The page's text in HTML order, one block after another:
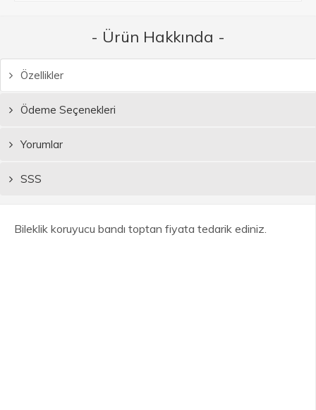
- Ürün Hakkında -
Özellikler
Ödeme Seçenekleri
Yorumlar
SSS
Bileklik koruyucu bandı toptan fiyata tedarik ediniz.